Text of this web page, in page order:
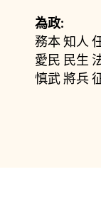
為政:
務本知人
愛民 民生
慎武將兵